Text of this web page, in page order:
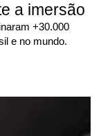
a imersão
+30.000
e no mundo.